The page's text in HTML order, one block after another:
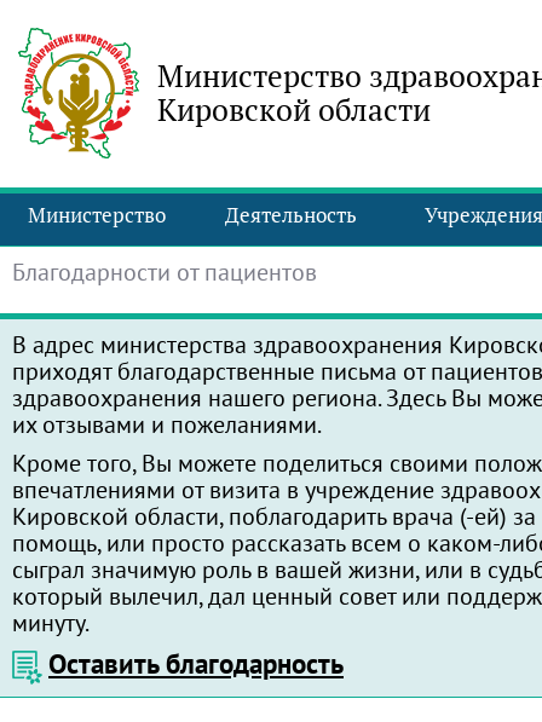
Министерство
Кировской области
Министерство Деятельность Учреждения
Благодарности от пациентов
В адрес министерства здравоохранения
приходят благодарственные письма от
здравоохранения нашего региона. Здесь Вы
их отзывами и пожеланиями.
Кроме того, Вы можете поделиться своими
впечатлениями от визита в учреждение
Кировской области, поблагодарить врача (-ей)
помощь, или просто рассказать всем о каком-
сыграл значимую роль в вашей жизни, или в
который вылечил, дал ценный совет или
минуту.
Оставить благодарность